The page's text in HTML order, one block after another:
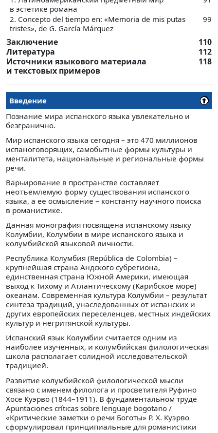
в эстетике романа
2. Concepto del tiempo en: «Memoria de mis putas
tristes», de G. García Márquez
99
Заключение
110
Литература
112
Источники языкового материала
и текстовых примеров
118
Введение
Познание мира испанского языка увлекательно и
безгранично.
Мир испанского языка сегодня – это 470 миллионов
испаноговорящих, самобытные формы культуры и
менталитета, национальные и региональные формы
речи.
Варьирование в пространстве составляет
неотъемлемую форму существования испанского
языка, а ее осмысление – константу научного поиска
в романистике.
Данная монография посвящена испанскому языку
Колумбии, Колумбии в мире испанского языка и
колумбийской языковой личности.
Республика Колумбия (República de Colombia) –
крупнейшая страна Андского субрегиона,
единственная страна Южной Америки, имеющая
выход к Тихому и Атлантическому (Карибское море)
океанам. Современная культура Колумбии – результат
синтеза традиций, унаследованных от испанских и
других европейских переселенцев, местных индейских
культур и негритянской культуры.
Испанский язык Колумбии считается одним из
наиболее изученных, и колумбийская филологическая
школа располагает солидной исследовательской
традицией.
Развитие колумбийской филологической мысли
связано с именем филолога и просветителя Руфино
Хосе Куэрво (1844–1911). В фундаментальном труде
Apuntaciones críticas sobre lenguaje bogotano /
«Критические заметки о речи Боготы» Р. Х. Куэрво
сформулировал принципиальные для романистики